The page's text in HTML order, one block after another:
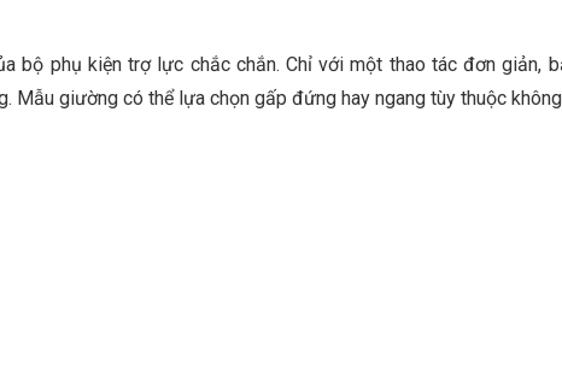
bộ phụ kiện trợ lực chắc chắn. Chỉ với một thao tác đơn giản,
Mẫu giường có thể lựa chọn gấp đứng hay ngang tùy thuộc